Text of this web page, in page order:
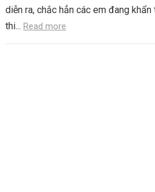
diễn ra, chắc hẳn các em đang
thi... Read more